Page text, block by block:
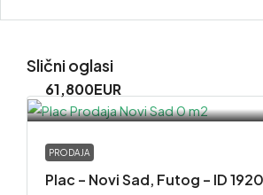
Slični oglasi
61,800EUR
PRODAJA
Plac – Novi Sad, Futog – ID